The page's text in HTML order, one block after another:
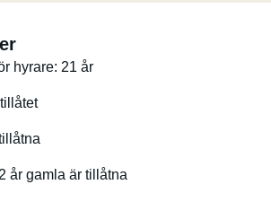
hyrare: 21 år
år gamla är tillåtna